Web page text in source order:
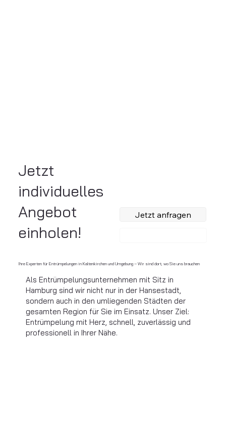
Jetzt
individuelles
Angebot
einholen!
Jetzt anfragen
Ihre Experten für Entrümpelungen in Kaltenkirchen und Umgebung – Wir sind dort, wo Sie uns brauchen
Als Entrümpelungsunternehmen mit Sitz in
Hamburg sind wir nicht nur in der Hansestadt,
sondern auch in den umliegenden Städten der
gesamten Region für Sie im Einsatz. Unser Ziel:
Entrümpelung mit Herz, schnell, zuverlässig und
professionell in Ihrer Nähe.